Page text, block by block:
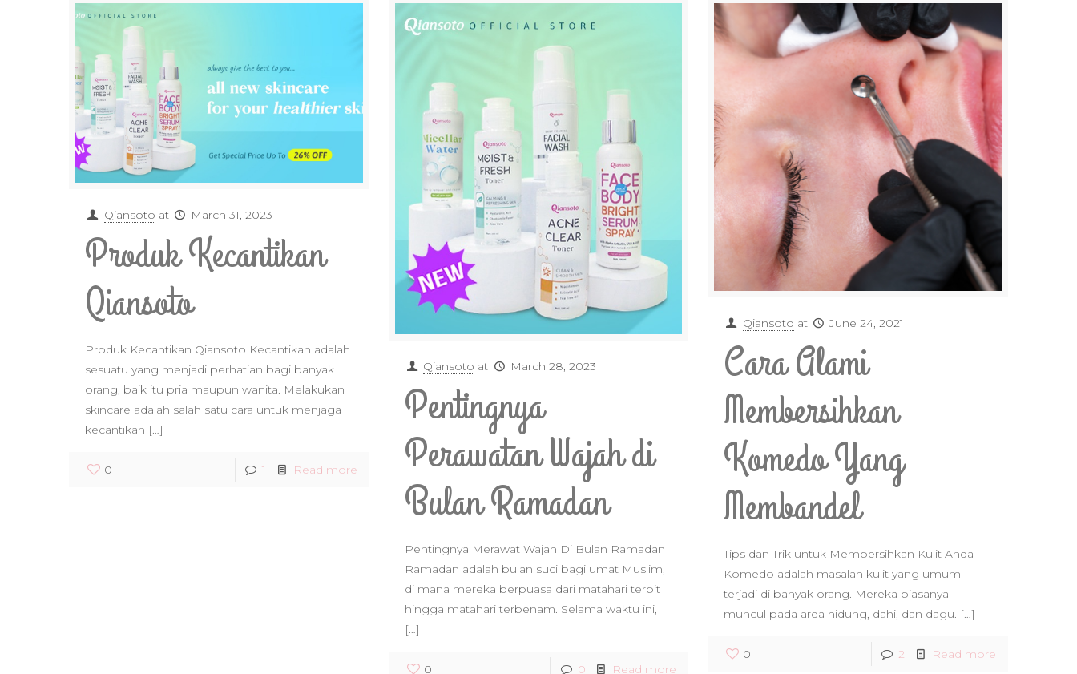
Qiansoto at March 31, 2023
Produk Kecantikan
Qiansoto
Produk Kecantikan Qiansoto Kecantikan adalah
sesuatu yang menjadi perhatian bagi banyak
orang, baik itu pria maupun wanita. Melakukan
skincare adalah salah satu cara untuk menjaga
kecantikan […]
0 1 Read more
Qiansoto at March 28, 2023
Pentingnya
Perawatan Wajah di
Bulan Ramadan
Pentingnya Merawat Wajah Di Bulan Ramadan
Ramadan adalah bulan suci bagi umat Muslim,
di mana mereka berpuasa dari matahari terbit
hingga matahari terbenam. Selama waktu ini,
[…]
0 0 Read more
Qiansoto at June 24, 2021
Cara Alami
Membersihkan
Komedo Yang
Membandel
Tips dan Trik untuk Membersihkan Kulit Anda
Komedo adalah masalah kulit yang umum
terjadi di banyak orang. Mereka biasanya
muncul pada area hidung, dahi, dan dagu. […]
0 2 Read more